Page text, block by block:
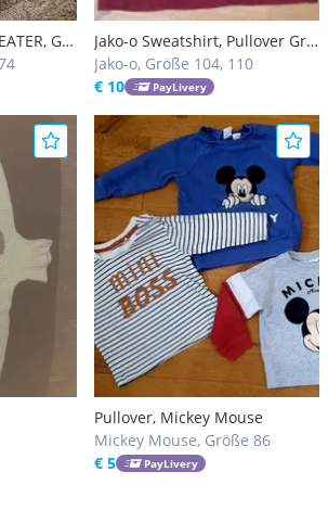
Gr.
Jako-o Sweatshirt, Pullover Gr.
104/110
Jako-o, Größe 104, 110
€ 10
PayLivery
Pullover, Mickey Mouse
Mickey Mouse, Größe 86
€ 5
PayLivery